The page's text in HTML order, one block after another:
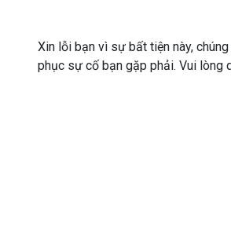
Xin lỗi bạn vì sự bất tiện này,
phục sự cố bạn gặp phải. Vui lòng